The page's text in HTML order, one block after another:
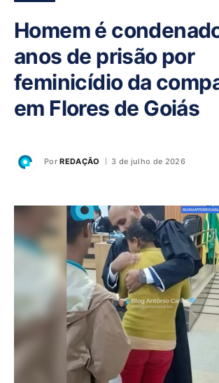
Homem é
anos de prisão por
feminicídio da
em Flores de Goiás
Por REDAÇÃO 3 de julho de 2026